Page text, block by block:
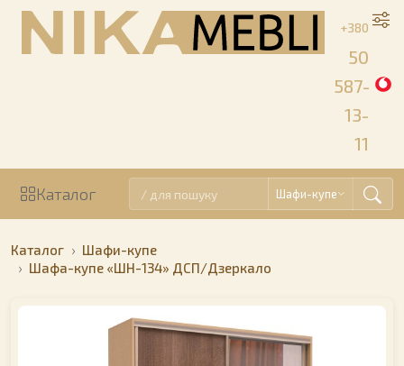
+380
50
587-
13-
11
Каталог Шафи-купе
Каталог
Шафи-купе
Шафа-купе «ШН-134» ДСП/Дзеркало